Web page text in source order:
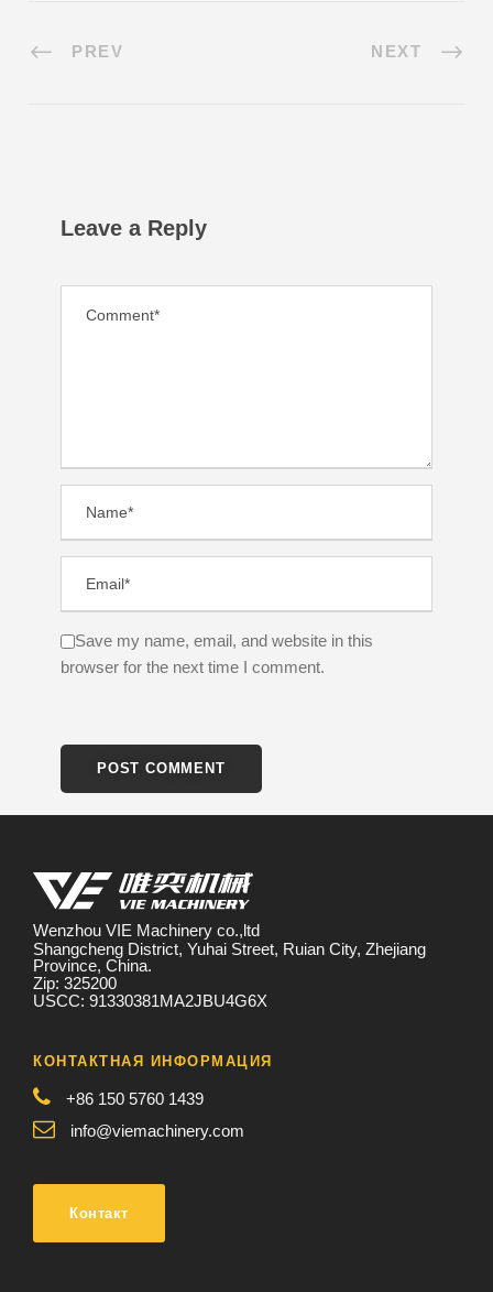
PREV NEXT
Leave a Reply
Save my name, email, and website in this
browser for the next time I comment.
Wenzhou VIE Machinery co.,ltd
Shangcheng District, Yuhai Street, Ruian City, Zhejiang
Province, China.
Zip: 325200
USCC: 91330381MA2JBU4G6X
КОНТАКТНАЯ ИНФОРМАЦИЯ
+86 150 5760 1439
info@viemachinery.com
Контакт